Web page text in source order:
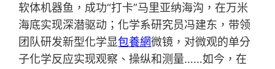
软体机器鱼，成功“打卡”马里亚纳海沟，在万米
海底实现深潜驱动；化学系研究员冯建东，带领
团队研发新型化学显包養網微镜，对微观的单分
子化学反应实现观察、操纵和测量……如今，在